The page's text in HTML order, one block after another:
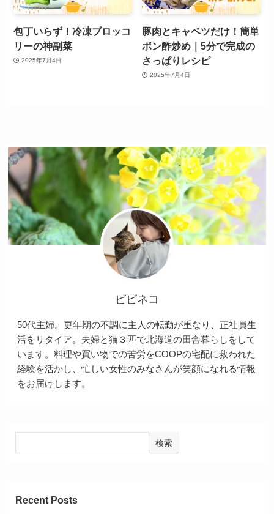
包丁いらず！冷凍ブロッコ
リーの神副菜
2025年7月4日
豚肉とキャベツだけ！簡単
ポン酢炒め｜5分で完成の
さっぱりレシピ
2025年7月4日
ビビネコ
50代主婦。更年期の不調に主人の転勤が重なり、正社員生
活をリタイア。夫婦と猫３匹で北海道の田舎暮らしをして
います。料理や買い物での苦労をCOOPの宅配に救われた
経験を活かし、忙しい女性のみなさんが笑顔になれる情報
をお届けします。
検索
Recent Posts